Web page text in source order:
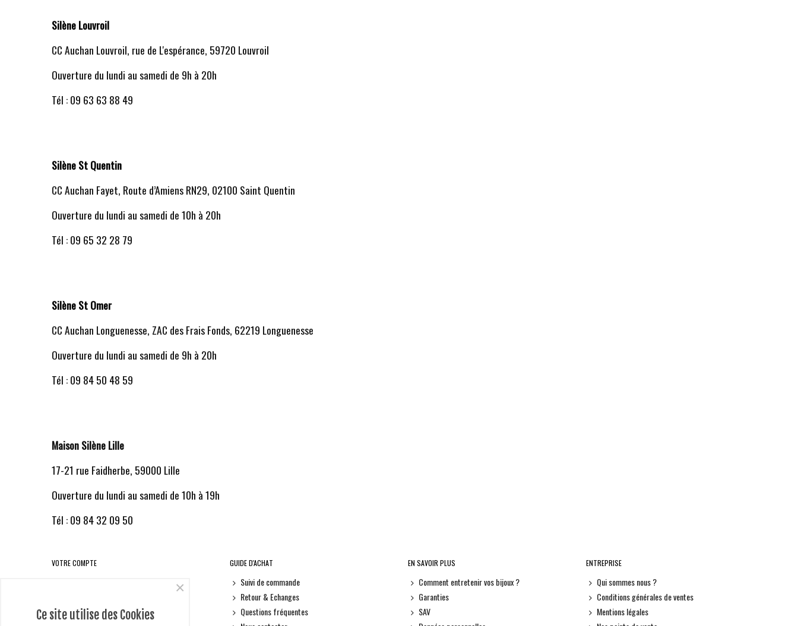
Silène Louvroil
CC Auchan Louvroil, rue de L'espérance, 59720 Louvroil
Ouverture du lundi au samedi de 9h à 20h
Tél : 09 63 63 88 49
Silène St Quentin
CC Auchan Fayet, Route d’Amiens RN29, 02100 Saint Quentin
Ouverture du lundi au samedi de 10h à 20h
Tél : 09 65 32 28 79
Silène St Omer
CC Auchan Longuenesse, ZAC des Frais Fonds, 62219 Longuenesse
Ouverture du lundi au samedi de 9h à 20h
Tél : 09 84 50 48 59
Maison Silène Lille
17-21 rue Faidherbe, 59000 Lille
Ouverture du lundi au samedi de 10h à 19h
Tél : 09 84 32 09 50
VOTRE COMPTE
Commandes
GUIDE D'ACHAT
Suivi de commande
Retour & Echanges
Questions fréquentes
EN SAVOIR PLUS
Comment entretenir vos bijoux ?
Garanties
SAV
ENTREPRISE
Qui sommes nous ?
Conditions générales de ventes
Mentions légales
Ce site utilise des Cookies
×